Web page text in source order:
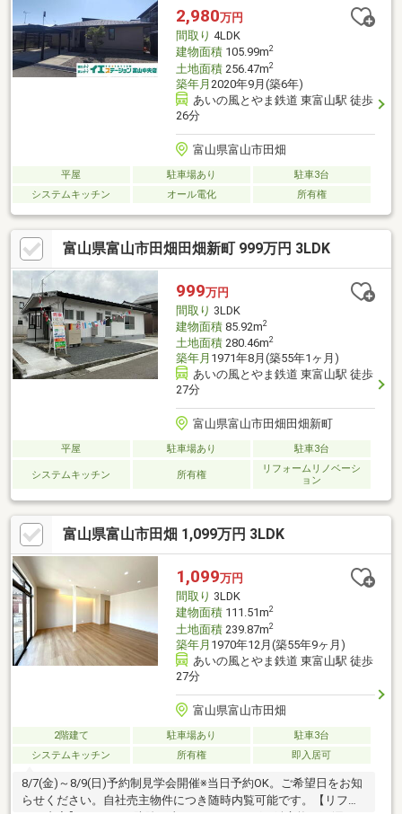
明器具交換【おすすめポイント】・雨漏り、構造上主要な部分の
欠陥や腐食、給排水管の故障や漏水についてお引渡しより２年間
保証・シロアリ防除工事施工
2,980万円
間取り 4LDK
建物面積105.99m2
土地面積256.47m2
築年月 2020年9月(築6年)
あいの風とやま鉄道 東富山駅 徒歩
26分
富山県富山市田畑
平屋 駐車場あり
駐車3台
システムキッチン
オール電化 所有権
富山県富山市田畑田畑新町 999万円 3LDK
999万円
間取り 3LDK
建物面積85.92m2
土地面積280.46m2
築年月 1971年8月(築55年1ヶ月)
あいの風とやま鉄道 東富山駅 徒歩
27分
富山県富山市田畑田畑新町
平屋 駐車場あり 駐車3台
システムキッチン 所有権
リフォームリノベーシ
ョン
富山県富山市田畑 1,099万円 3LDK
1,099万円
間取り 3LDK
建物面積111.51m2
土地面積239.87m2
築年月 1970年12月(築55年9ヶ月)
あいの風とやま鉄道 東富山駅 徒歩
27分
富山県富山市田畑
2階建て 駐車場あり
駐車3台
システムキッチン
所有権 即入居可
8/7(金)～8/9(日)予約制見学会開催※当日予約OK。ご希望日をお知
らせください。自社売主物件につき随時内覧可能です。【リフォ